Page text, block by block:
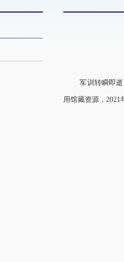
军训转瞬即
用馆藏资源，2021